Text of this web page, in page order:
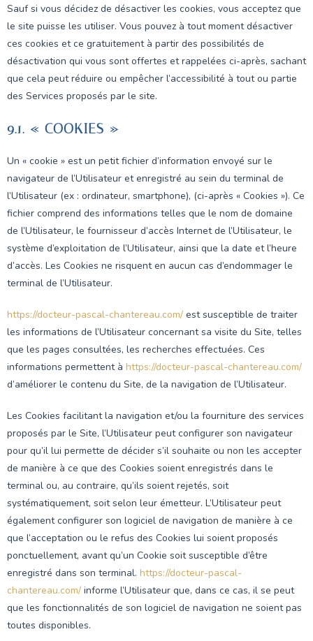
Sauf si vous décidez de désactiver les cookies, vous acceptez que
le site puisse les utiliser. Vous pouvez à tout moment désactiver
ces cookies et ce gratuitement à partir des possibilités de
désactivation qui vous sont offertes et rappelées ci-après, sachant
que cela peut réduire ou empêcher l’accessibilité à tout ou partie
des Services proposés par le site.
9.1. « COOKIES »
Un « cookie » est un petit fichier d’information envoyé sur le
navigateur de l’Utilisateur et enregistré au sein du terminal de
l’Utilisateur (ex : ordinateur, smartphone), (ci-après « Cookies »). Ce
fichier comprend des informations telles que le nom de domaine
de l’Utilisateur, le fournisseur d’accès Internet de l’Utilisateur, le
système d’exploitation de l’Utilisateur, ainsi que la date et l’heure
d’accès. Les Cookies ne risquent en aucun cas d’endommager le
terminal de l’Utilisateur.
https://docteur-pascal-chantereau.com/ est susceptible de traiter
les informations de l’Utilisateur concernant sa visite du Site, telles
que les pages consultées, les recherches effectuées. Ces
informations permettent à https://docteur-pascal-chantereau.com/
d’améliorer le contenu du Site, de la navigation de l’Utilisateur.
Les Cookies facilitant la navigation et/ou la fourniture des services
proposés par le Site, l’Utilisateur peut configurer son navigateur
pour qu’il lui permette de décider s’il souhaite ou non les accepter
de manière à ce que des Cookies soient enregistrés dans le
terminal ou, au contraire, qu’ils soient rejetés, soit
systématiquement, soit selon leur émetteur. L’Utilisateur peut
également configurer son logiciel de navigation de manière à ce
que l’acceptation ou le refus des Cookies lui soient proposés
ponctuellement, avant qu’un Cookie soit susceptible d’être
enregistré dans son terminal. https://docteur-pascal-
chantereau.com/ informe l’Utilisateur que, dans ce cas, il se peut
que les fonctionnalités de son logiciel de navigation ne soient pas
toutes disponibles.